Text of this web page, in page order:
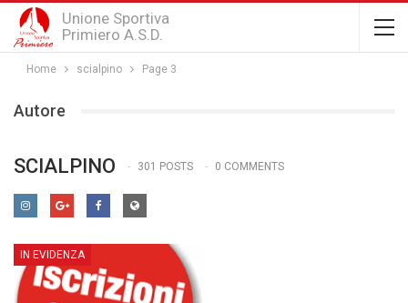
Unione Sportiva
Primiero A.S.D.
Home scialpino Page 3
Autore
SCIALPINO 301 POSTS 0 COMMENTS
IN EVIDENZA